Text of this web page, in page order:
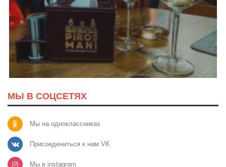
МЫ В СОЦСЕТЯХ
Мы на одноклассниках
Присоедениться к нам VK
Мы в instagram